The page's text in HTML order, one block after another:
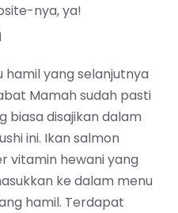
nya, ya!
hamil yang selanjutnya
Mamah sudah pasti
biasa disajikan dalam
ini. Ikan salmon
vitamin hewani yang
ke dalam menu
hamil. Terdapat